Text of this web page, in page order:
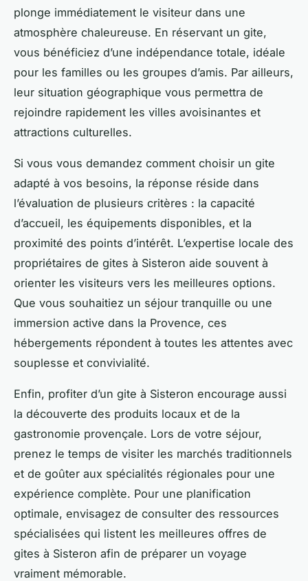
plonge immédiatement le visiteur dans une
atmosphère chaleureuse. En réservant un gite,
vous bénéficiez d’une indépendance totale, idéale
pour les familles ou les groupes d’amis. Par ailleurs,
leur situation géographique vous permettra de
rejoindre rapidement les villes avoisinantes et
attractions culturelles.
Si vous vous demandez comment choisir un gite
adapté à vos besoins, la réponse réside dans
l’évaluation de plusieurs critères : la capacité
d’accueil, les équipements disponibles, et la
proximité des points d’intérêt. L’expertise locale des
propriétaires de gites à Sisteron aide souvent à
orienter les visiteurs vers les meilleures options.
Que vous souhaitiez un séjour tranquille ou une
immersion active dans la Provence, ces
hébergements répondent à toutes les attentes avec
souplesse et convivialité.
Enfin, profiter d’un gite à Sisteron encourage aussi
la découverte des produits locaux et de la
gastronomie provençale. Lors de votre séjour,
prenez le temps de visiter les marchés traditionnels
et de goûter aux spécialités régionales pour une
expérience complète. Pour une planification
optimale, envisagez de consulter des ressources
spécialisées qui listent les meilleures offres de
gites à Sisteron afin de préparer un voyage
vraiment mémorable.